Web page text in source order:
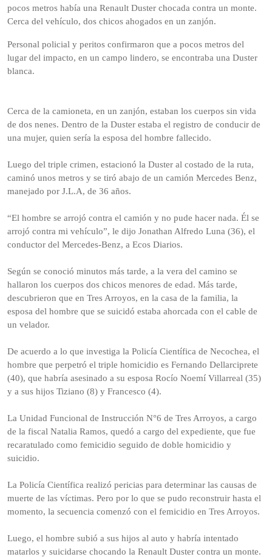
pocos metros había una Renault Duster chocada contra un monte.
Cerca del vehículo, dos chicos ahogados en un zanjón.
Personal policial y peritos confirmaron que a pocos metros del
lugar del impacto, en un campo lindero, se encontraba una Duster
blanca.
Cerca de la camioneta, en un zanjón, estaban los cuerpos sin vida
de dos nenes. Dentro de la Duster estaba el registro de conducir de
una mujer, quien sería la esposa del hombre fallecido.
Luego del triple crimen, estacionó la Duster al costado de la ruta,
caminó unos metros y se tiró abajo de un camión Mercedes Benz,
manejado por J.L.A, de 36 años.
“El hombre se arrojó contra el camión y no pude hacer nada. Él se
arrojó contra mi vehículo”, le dijo Jonathan Alfredo Luna (36), el
conductor del Mercedes-Benz, a Ecos Diarios.
Según se conoció minutos más tarde, a la vera del camino se
hallaron los cuerpos dos chicos menores de edad. Más tarde,
descubrieron que en Tres Arroyos, en la casa de la familia, la
esposa del hombre que se suicidó estaba ahorcada con el cable de
un velador.
De acuerdo a lo que investiga la Policía Científica de Necochea, el
hombre que perpetró el triple homicidio es Fernando Dellarciprete
(40), que habría asesinado a su esposa Rocío Noemí Villarreal (35)
y a sus hijos Tiziano (8) y Francesco (4).
La Unidad Funcional de Instrucción N°6 de Tres Arroyos, a cargo
de la fiscal Natalia Ramos, quedó a cargo del expediente, que fue
recaratulado como femicidio seguido de doble homicidio y
suicidio.
La Policía Científica realizó pericias para determinar las causas de
muerte de las víctimas. Pero por lo que se pudo reconstruir hasta el
momento, la secuencia comenzó con el femicidio en Tres Arroyos.
Luego, el hombre subió a sus hijos al auto y habría intentado
matarlos y suicidarse chocando la Renault Duster contra un monte.